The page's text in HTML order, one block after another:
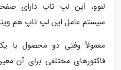
لنوو، این لپ تاپ دارای
سیستم عامل این لپ تاپ هم ویندوز 10
معمولاً وفتی دو محصول با
فاکتورهای مختلفی برای آن